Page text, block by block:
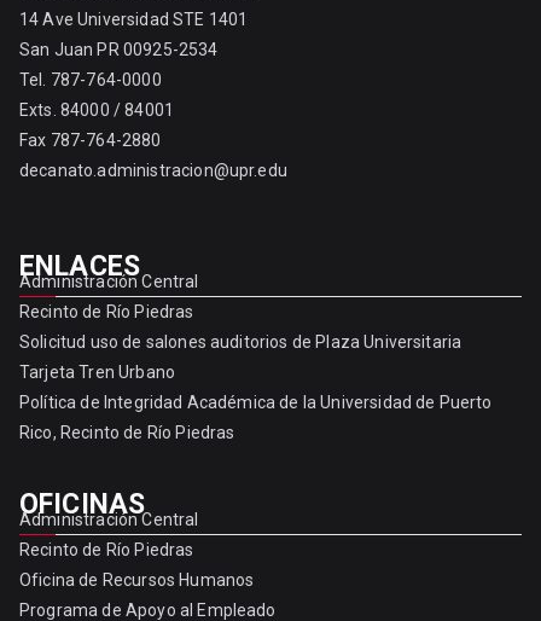
14 Ave Universidad STE 1401
San Juan PR 00925-2534
Tel. 787-764-0000
Exts. 84000 / 84001
Fax 787-764-2880
decanato.administracion@upr.edu
ENLACES
Administración Central
Recinto de Río Piedras
Solicitud uso de salones auditorios de Plaza Universitaria
Tarjeta Tren Urbano
Política de Integridad Académica de la Universidad de Puerto
Rico, Recinto de Río Piedras
OFICINAS
Administración Central
Recinto de Río Piedras
Oficina de Recursos Humanos
Programa de Apoyo al Empleado